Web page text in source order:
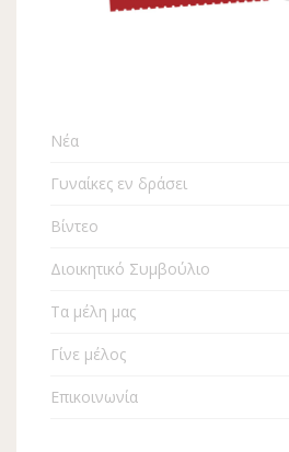
Νέα
Γυναίκες εν δράσει
Βίντεο
Διοικητικό Συμβούλιο
Τα μέλη μας
Γίνε μέλος
Επικοινωνία